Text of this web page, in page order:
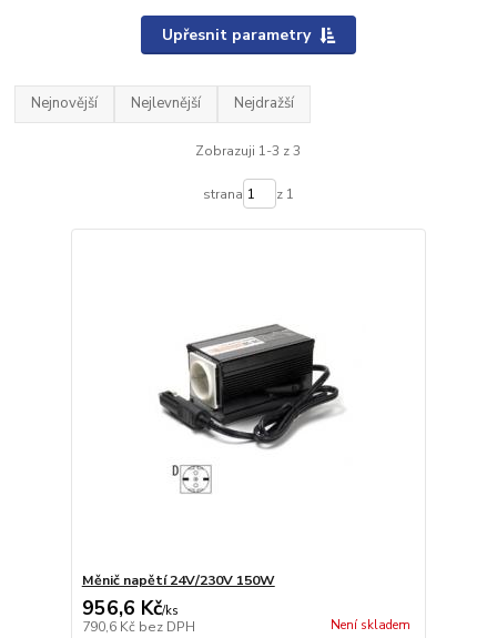
Upřesnit parametry
Nejnovější Nejlevnější Nejdražší
Zobrazuji 1-3 z 3
strana z 1
Měnič napětí 24V/230V 150W
956,6 Kč/ks
790,6 Kč bez DPH Není skladem